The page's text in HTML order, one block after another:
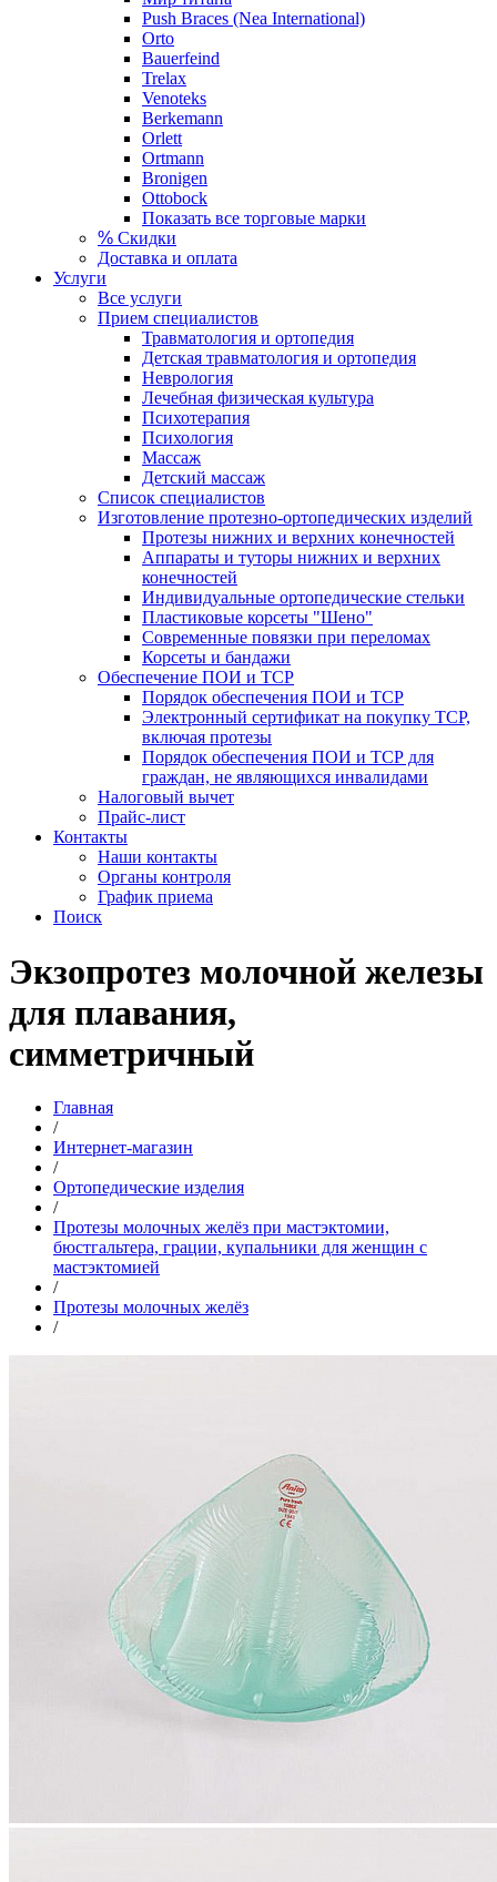
Push Braces (Nea International)
Orto
Bauerfeind
Trelax
Venoteks
Berkemann
Orlett
Ortmann
Bronigen
Ottobock
Показать все торговые марки
% Скидки
Доставка и оплата
Услуги
Все услуги
Прием специалистов
Травматология и ортопедия
Детская травматология и ортопедия
Неврология
Лечебная физическая культура
Психотерапия
Психология
Массаж
Детский массаж
Список специалистов
Изготовление протезно-ортопедических изделий
Протезы нижних и верхних конечностей
Аппараты и туторы нижних и верхних
конечностей
Индивидуальные ортопедические стельки
Пластиковые корсеты "Шено"
Современные повязки при переломах
Корсеты и бандажи
Обеспечение ПОИ и ТСР
Порядок обеспечения ПОИ и ТСР
Электронный сертификат на покупку ТСР,
включая протезы
Порядок обеспечения ПОИ и ТСР для
граждан, не являющихся инвалидами
Налоговый вычет
Прайс-лист
Контакты
Наши контакты
Органы контроля
График приема
Поиск
Экзопротез молочной железы
для плавания,
симметричный
Главная
/
Интернет-магазин
/
Ортопедические изделия
/
Протезы молочных желёз при мастэктомии,
бюстгальтера, грации, купальники для женщин с
мастэктомией
/
Протезы молочных желёз
/